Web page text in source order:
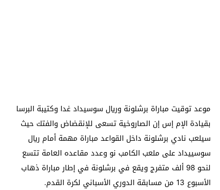
موعد توقيت مباراة برشلونة وريال سوسيداد غدا وكتيبة البرسا
بقيادة الإم إس إن الصاروخية تسعى للإنقضاض والفتك حيث
سيلعب نادي برشلونة داخل القواعد مباراة مهمة أمام ريال
سوسييداد على ملعب الكامب نو وعدد مقاعده العامة تتسع
لنحو 98 ألف متفرج ويقع في برشلونة في إطار مباراة ذهاب
الأسبوع 13 من مسابقة الدوري الأسباني لكرة القدم.